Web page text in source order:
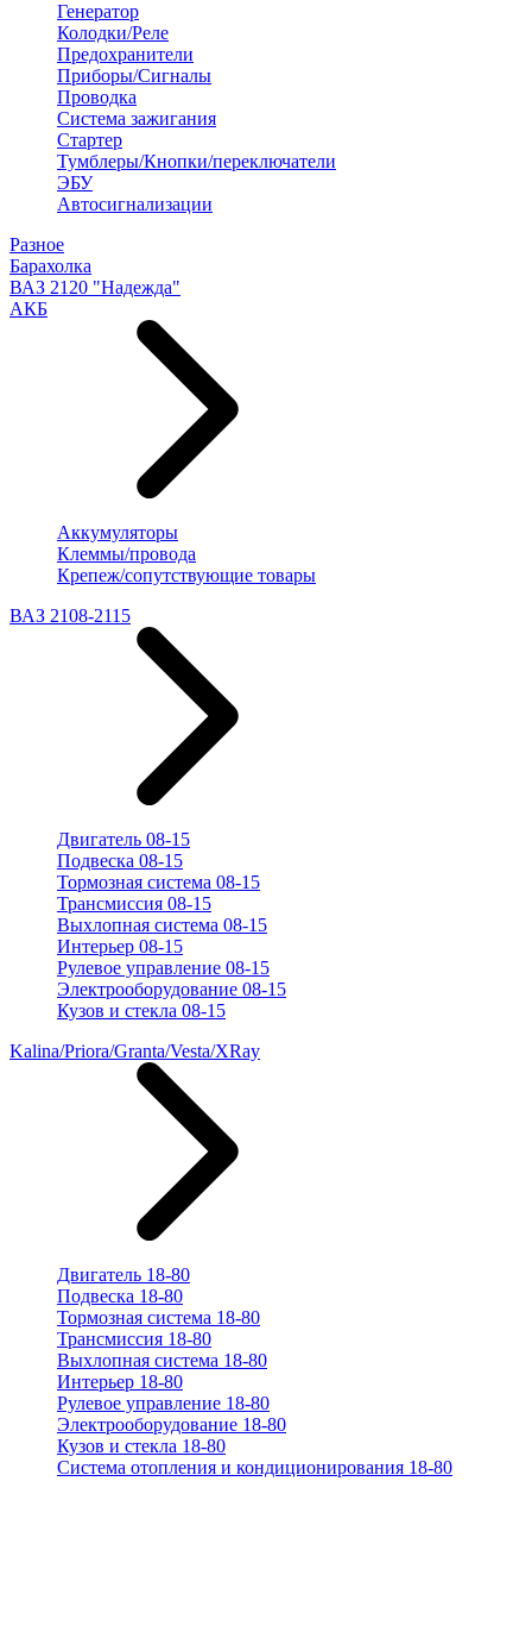
Генератор
Колодки/Реле
Предохранители
Приборы/Сигналы
Проводка
Система зажигания
Стартер
Тумблеры/Кнопки/переключатели
ЭБУ
Автосигнализации
Разное
Барахолка
ВАЗ 2120 "Надежда"
АКБ
Аккумуляторы
Клеммы/провода
Крепеж/сопутствующие товары
ВАЗ 2108-2115
Двигатель 08-15
Подвеска 08-15
Тормозная система 08-15
Трансмиссия 08-15
Выхлопная система 08-15
Интерьер 08-15
Рулевое управление 08-15
Электрооборудование 08-15
Кузов и стекла 08-15
Kalina/Priora/Granta/Vesta/XRay
Двигатель 18-80
Подвеска 18-80
Тормозная система 18-80
Трансмиссия 18-80
Выхлопная система 18-80
Интерьер 18-80
Рулевое управление 18-80
Электрооборудование 18-80
Кузов и стекла 18-80
Система отопления и кондиционирования 18-80